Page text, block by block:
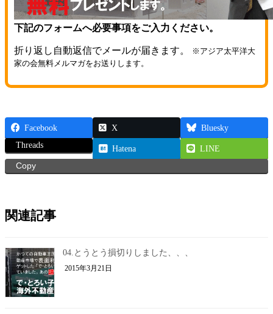
下記のフォームへ必要事項をご入力ください。
折り返し自動返信でメールが届きます。
※アジア太平洋大
家の会無料メルマガをお送りします。
Facebook X
Bluesky
Threads
Hatena
LINE
Copy
関連記事
04.とうとう損切りしました、、、
2015年3月21日